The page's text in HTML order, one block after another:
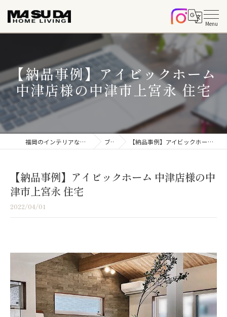
【納品事例】アイビックホーム
中津店様の中津市上宮永 住宅
福岡のインテリアならマスダホームリビング ブログ 【納品事例】アイビックホーム 中津店様の中津市上宮永 住宅
【納品事例】アイビックホーム 中津店様の中
津市上宮永 住宅
2022/04/01